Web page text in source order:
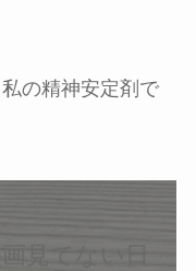
の精神安定剤で
見てない日